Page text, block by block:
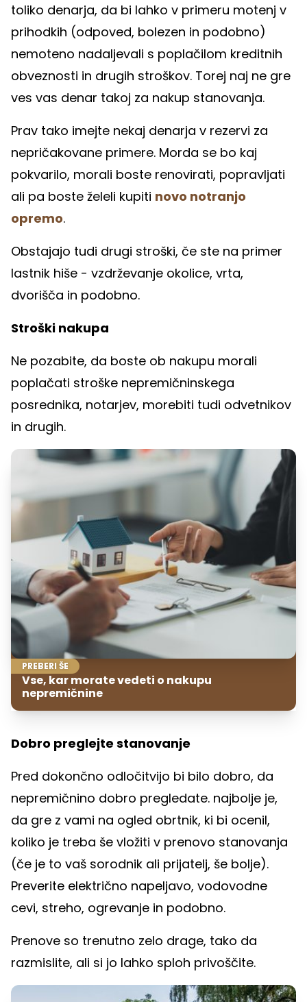
toliko denarja, da bi lahko v primeru motenj v
prihodkih (odpoved, bolezen in podobno)
nemoteno nadaljevali s poplačilom kreditnih
obveznosti in drugih stroškov. Torej naj ne gre
ves vas denar takoj za nakup stanovanja.
Prav tako imejte nekaj denarja v rezervi za
nepričakovane primere. Morda se bo kaj
pokvarilo, morali boste renovirati, popravljati
ali pa boste želeli kupiti novo notranjo
opremo.
Obstajajo tudi drugi stroški, če ste na primer
lastnik hiše - vzdrževanje okolice, vrta,
dvorišča in podobno.
Stroški nakupa
Ne pozabite, da boste ob nakupu morali
poplačati stroške nepremičninskega
posrednika, notarjev, morebiti tudi odvetnikov
in drugih.
PREBERI ŠE
Vse, kar morate vedeti o nakupu
nepremičnine
Dobro preglejte stanovanje
Pred dokončno odločitvijo bi bilo dobro, da
nepremičnino dobro pregledate. najbolje je,
da gre z vami na ogled obrtnik, ki bi ocenil,
koliko je treba še vložiti v prenovo stanovanja
(če je to vaš sorodnik ali prijatelj, še bolje).
Preverite električno napeljavo, vodovodne
cevi, streho, ogrevanje in podobno.
Prenove so trenutno zelo drage, tako da
razmislite, ali si jo lahko sploh privoščite.